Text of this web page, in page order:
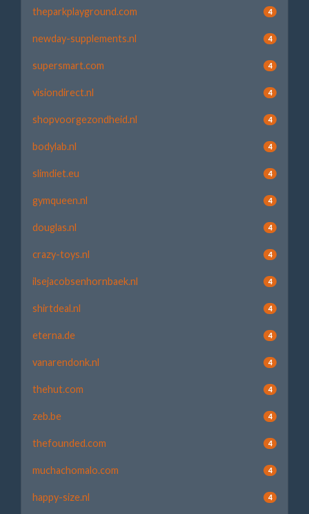
theparkplayground.com 4
newday-supplements.nl 4
supersmart.com 4
visiondirect.nl 4
shopvoorgezondheid.nl 4
bodylab.nl 4
slimdiet.eu 4
gymqueen.nl 4
douglas.nl 4
crazy-toys.nl 4
ilsejacobsenhornbaek.nl 4
shirtdeal.nl 4
eterna.de 4
vanarendonk.nl 4
thehut.com 4
zeb.be 4
thefounded.com 4
muchachomalo.com 4
happy-size.nl 4